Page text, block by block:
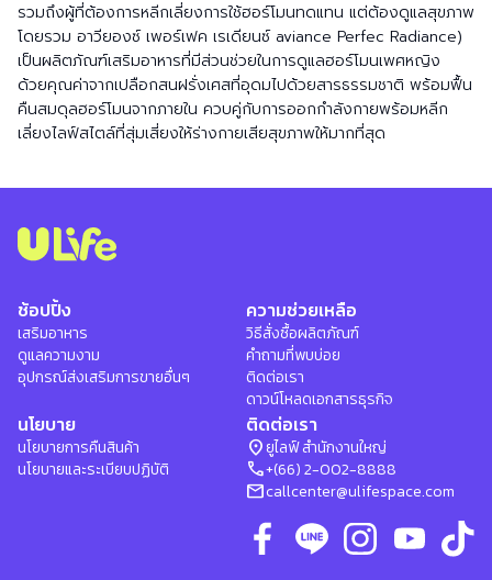
รวมถึงผู้ที่ต้องการหลีกเลี่ยงการใช้ฮอร์โมนทดแทน แต่ต้องดูแลสุขภาพ
โดยรวม อาวียองซ์ เพอร์เฟค เรเดียนซ์ aviance Perfec Radiance)
เป็นผลิตภัณฑ์เสริมอาหารที่มีส่วนช่วยในการดูแลฮอร์โมนเพศหญิง
ด้วยคุณค่าจากเปลือกสนฝรั่งเศสที่อุดมไปด้วยสารธรรมชาติ พร้อมฟื้น
คืนสมดุลฮอร์โมนจากภายใน ควบคู่กับการออกกำลังกายพร้อมหลีก
เลี่ยงไลฟ์สไตล์ที่สุ่มเสี่ยงให้ร่างกายเสียสุขภาพให้มากที่สุด
ช้อปปิ้ง
เสริมอาหาร
ดูแลความงาม
อุปกรณ์ส่งเสริมการขายอื่นๆ
ความช่วยเหลือ
วิธีสั่งซื้อผลิตภัณฑ์
คำถามที่พบบ่อย
ติดต่อเรา
ดาวน์โหลดเอกสารธุรกิจ
นโยบาย
นโยบายการคืนสินค้า
นโยบายและระเบียบปฏิบัติ
ติดต่อเรา
location_onยูไลฟ์ สำนักงานใหญ่
phone+(66) 2-002-8888
mailcallcenter@ulifespace.com